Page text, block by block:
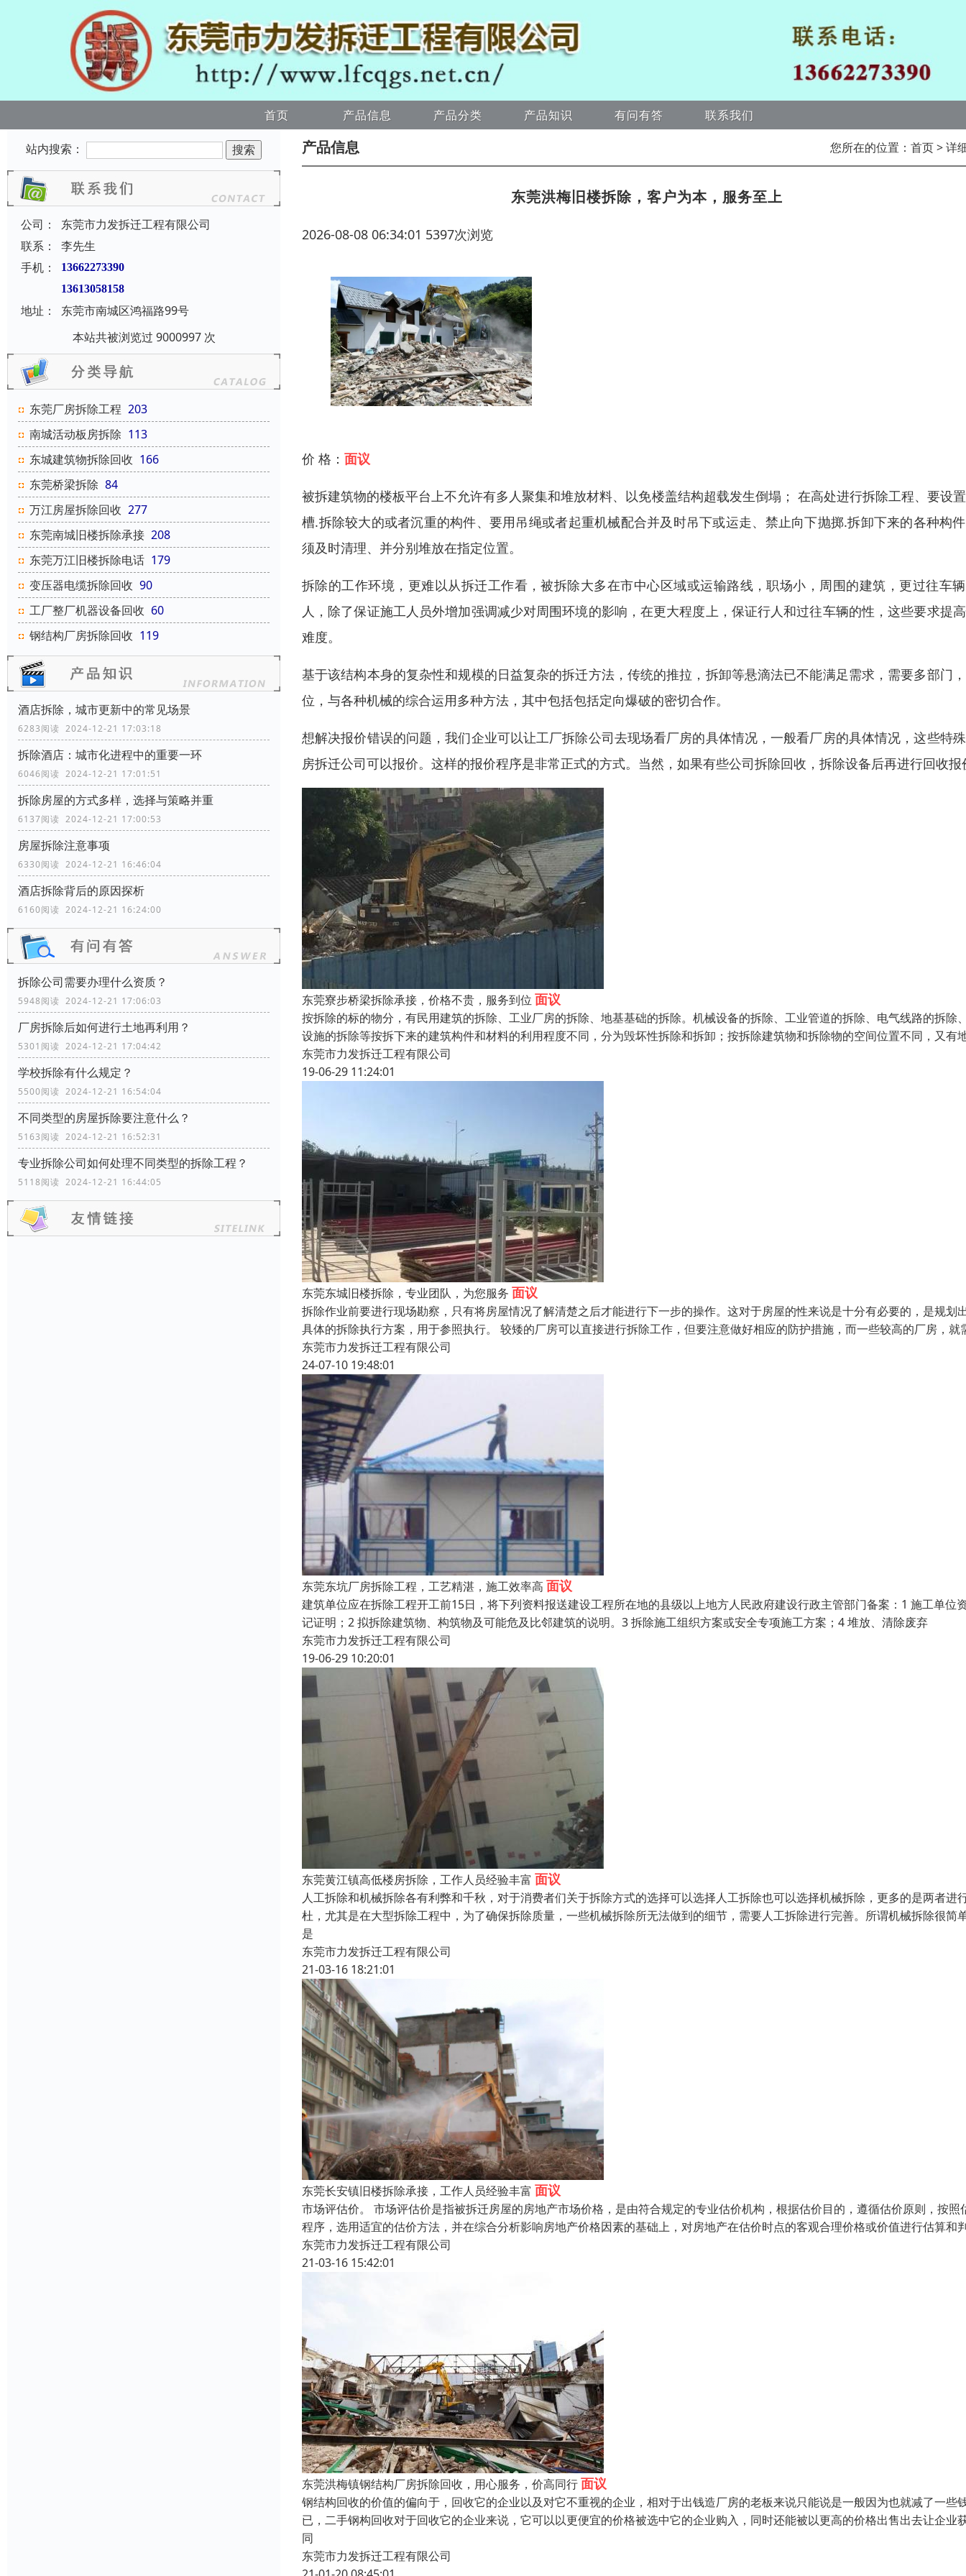
首页 产品信息 产品分类 产品知识 有问有答 联系我们
站内搜索：
公司：
东莞市力发拆迁工程有限公司
联系：
李先生
手机：
13662273390
13613058158
地址：
东莞市南城区鸿福路99号
本站共被浏览过 9000997 次
东莞厂房拆除工程 203
南城活动板房拆除 113
东城建筑物拆除回收 166
东莞桥梁拆除 84
万江房屋拆除回收 277
东莞南城旧楼拆除承接 208
东莞万江旧楼拆除电话 179
变压器电缆拆除回收 90
工厂整厂机器设备回收 60
钢结构厂房拆除回收 119
酒店拆除，城市更新中的常见场景
6283阅读 2024-12-21 17:03:18
拆除酒店：城市化进程中的重要一环
6046阅读 2024-12-21 17:01:51
拆除房屋的方式多样，选择与策略并重
6137阅读 2024-12-21 17:00:53
房屋拆除注意事项
6330阅读 2024-12-21 16:46:04
酒店拆除背后的原因探析
6160阅读 2024-12-21 16:24:00
拆除公司需要办理什么资质？
5948阅读 2024-12-21 17:06:03
厂房拆除后如何进行土地再利用？
5301阅读 2024-12-21 17:04:42
学校拆除有什么规定？
5500阅读 2024-12-21 16:54:04
不同类型的房屋拆除要注意什么？
5163阅读 2024-12-21 16:52:31
专业拆除公司如何处理不同类型的拆除工程？
5118阅读 2024-12-21 16:44:05
产品信息 您所在的位置： 首页> 详
东莞洪梅旧楼拆除，客户为本，服务至上
2026-08-08 06:34:01 5397次浏览
价 格： 面议
被拆建筑物的楼板平台上不允许有多人聚集和堆放材料、以免楼盖结构超载发生倒塌； 在高处进行拆除工程、要设
槽.拆除较大的或者沉重的构件、要用吊绳或者起重机械配合并及时吊下或运走、禁止向下抛掷.拆卸下来的各种构
须及时清理、并分别堆放在指定位置。
拆除的工作环境，更难以从拆迁工作看，被拆除大多在市中心区域或运输路线，职场小，周围的建筑，更过往车
人，除了保证施工人员外增加强调减少对周围环境的影响，在更大程度上，保证行人和过往车辆的性，这些要求提
难度。
基于该结构本身的复杂性和规模的日益复杂的拆迁方法，传统的推拉，拆卸等悬滴法已不能满足需求，需要多部门
位，与各种机械的综合运用多种方法，其中包括包括定向爆破的密切合作。
想解决报价错误的问题，我们企业可以让工厂拆除公司去现场看厂房的具体情况，一般看厂房的具体情况，这些特
房拆迁公司可以报价。这样的报价程序是非常正式的方式。当然，如果有些公司拆除回收，拆除设备后再进行回收报
东莞寮步桥梁拆除承接，价格不贵，服务到位 面议
按拆除的标的物分，有民用建筑的拆除、工业厂房的拆除、地基基础的拆除。机械设备的拆除、工业管道的拆除、电气线路的拆除
设施的拆除等按拆下来的建筑构件和材料的利用程度不同，分为毁坏性拆除和拆卸；按拆除建筑物和拆除物的空间位置不同，又有
东莞市力发拆迁工程有限公司
19-06-29 11:24:01
东莞东城旧楼拆除，专业团队，为您服务 面议
拆除作业前要进行现场勘察，只有将房屋情况了解清楚之后才能进行下一步的操作。这对于房屋的性来说是十分有必要的，是规划
具体的拆除执行方案，用于参照执行。 较矮的厂房可以直接进行拆除工作，但要注意做好相应的防护措施，而一些较高的厂房，就
东莞市力发拆迁工程有限公司
24-07-10 19:48:01
东莞东坑厂房拆除工程，工艺精湛，施工效率高 面议
建筑单位应在拆除工程开工前15日，将下列资料报送建设工程所在地的县级以上地方人民政府建设行政主管部门备案：1 施工单位
记证明；2 拟拆除建筑物、构筑物及可能危及比邻建筑的说明。3 拆除施工组织方案或安全专项施工方案；4 堆放、清除废弃
东莞市力发拆迁工程有限公司
19-06-29 10:20:01
东莞黄江镇高低楼房拆除，工作人员经验丰富 面议
人工拆除和机械拆除各有利弊和千秋，对于消费者们关于拆除方式的选择可以选择人工拆除也可以选择机械拆除，更多的是两者进
杜，尤其是在大型拆除工程中，为了确保拆除质量，一些机械拆除所无法做到的细节，需要人工拆除进行完善。所谓机械拆除很简
是
东莞市力发拆迁工程有限公司
21-03-16 18:21:01
东莞长安镇旧楼拆除承接，工作人员经验丰富 面议
市场评估价。 市场评估价是指被拆迁房屋的房地产市场价格，是由符合规定的专业估价机构，根据估价目的，遵循估价原则，按照
程序，选用适宜的估价方法，并在综合分析影响房地产价格因素的基础上，对房地产在估价时点的客观合理价格或价值进行估算和
东莞市力发拆迁工程有限公司
21-03-16 15:42:01
东莞洪梅镇钢结构厂房拆除回收，用心服务，价高同行面议
钢结构回收的价值的偏向于，回收它的企业以及对它不重视的企业，相对于出钱造厂房的老板来说只能说是一般因为也就减了一些
已，二手钢构回收对于回收它的企业来说，它可以以更便宜的价格被选中它的企业购入，同时还能被以更高的价格出售出去让企业
同
东莞市力发拆迁工程有限公司